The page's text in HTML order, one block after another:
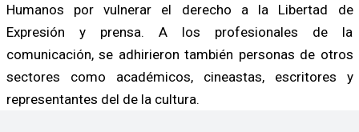
Humanos por vulnerar el derecho a la Libertad de
Expresión y prensa. A los profesionales de la
comunicación, se adhirieron también personas de otros
sectores como académicos, cineastas, escritores y
representantes del de la cultura.